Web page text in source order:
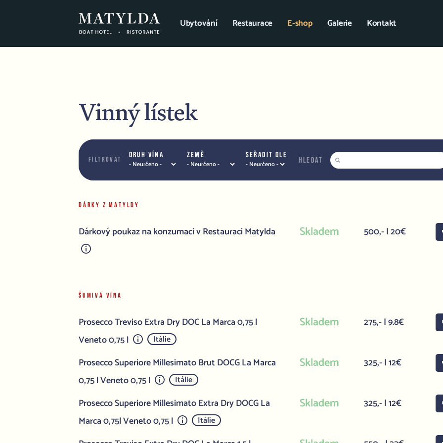
Ubytování Restaurace E-shop Galerie Kontakt
Vinný lístek
Filtrovat
Druh vína Země Seřadit dle
hledat
DÁRKY Z MATYLDY
Dárkový poukaz na konzumaci v Restauraci Matylda Skladem 500,- | 20€
ŠUMIVÁ VÍNA
Prosecco Treviso Extra Dry DOC La Marca 0,75 l
Veneto 0,75 l
Itálie
Skladem 275,- | 9.8€
Prosecco Superiore Millesimato Brut DOCG La Marca
0,75 l Veneto 0,75 l
Itálie
Skladem 325,- | 12€
Prosecco Superiore Millesimato Extra Dry DOCG La
Marca 0,75l Veneto 0,75 l
Itálie
Skladem 325,- | 12€